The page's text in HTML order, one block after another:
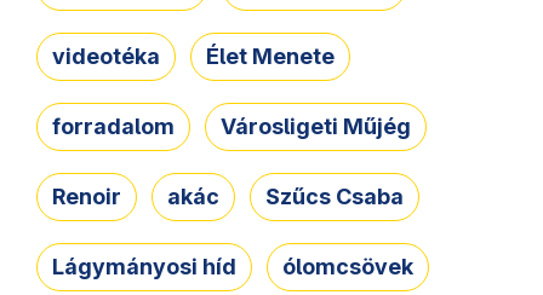
videotéka Élet Menete
forradalom Városligeti Műjég
Renoir akác Szűcs Csaba
Lágymányosi híd ólomcsövek